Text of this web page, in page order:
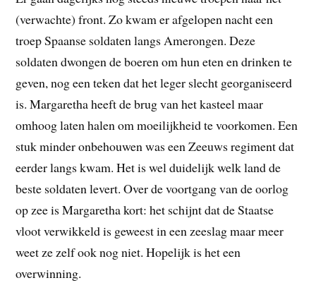
(verwachte) front. Zo kwam er afgelopen nacht een
troep Spaanse soldaten langs Amerongen. Deze
soldaten dwongen de boeren om hun eten en drinken te
geven, nog een teken dat het leger slecht georganiseerd
is. Margaretha heeft de brug van het kasteel maar
omhoog laten halen om moeilijkheid te voorkomen. Een
stuk minder onbehouwen was een Zeeuws regiment dat
eerder langs kwam. Het is wel duidelijk welk land de
beste soldaten levert. Over de voortgang van de oorlog
op zee is Margaretha kort: het schijnt dat de Staatse
vloot verwikkeld is geweest in een zeeslag maar meer
weet ze zelf ook nog niet. Hopelijk is het een
overwinning.